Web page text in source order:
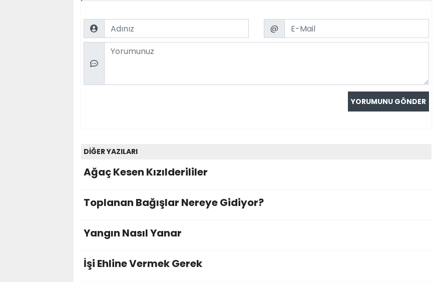
Name Email
@
Comment
DİĞER YAZILARI
Ağaç Kesen Kızılderililer
Toplanan Bağışlar Nereye Gidiyor?
Yangın Nasıl Yanar
İşi Ehline Vermek Gerek